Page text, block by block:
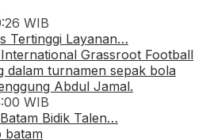
WIB
Tertinggi Layanan…
WIB
Bidik Talen…